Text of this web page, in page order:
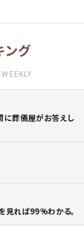
ング
WEEKLY
に葬儀屋がお答えし
見れば99%わかる。